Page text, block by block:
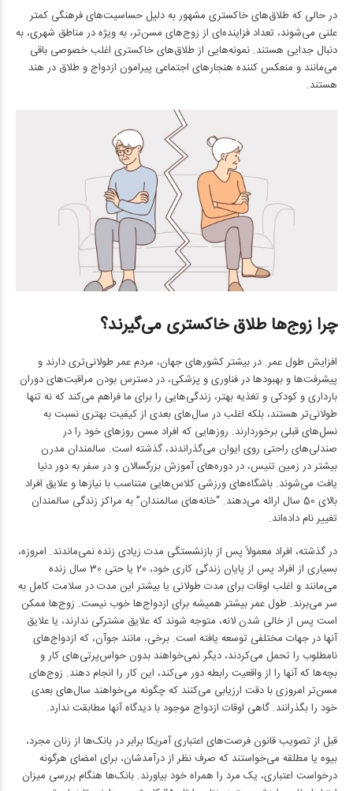
در حالی که طلاق‌های خاکستری مشهور به دلیل حساسیت‌های فرهنگی کمتر
علنی می‌شوند، تعداد فزاینده‌ای از زوج‌های مسن‌تر، به ویژه در مناطق شهری، به
دنبال جدایی هستند. نمونه‌هایی از طلاق‌های خاکستری اغلب خصوصی باقی
می‌مانند و منعکس کننده هنجارهای اجتماعی پیرامون ازدواج و طلاق در هند
هستند.
چرا زوج‌ها طلاق خاکستری می‌گیرند؟
افزایش طول عمر. در بیشتر کشورهای جهان، مردم عمر طولانی‌تری دارند و
پیشرفت‌ها و بهبودها در فناوری و پزشکی، در دسترس بودن مراقبت‌های دوران
بارداری و کودکی و تغذیه بهتر، زندگی‌هایی را برای ما فراهم می‌کند که نه تنها
طولانی‌تر هستند، بلکه اغلب در سال‌های بعدی از کیفیت بهتری نسبت به
نسل‌های قبلی برخوردارند. روزهایی که افراد مسن روزهای خود را در
صندلی‌های راحتی روی ایوان می‌گذراندند، گذشته است. سالمندان مدرن
بیشتر در زمین تنیس، در دوره‌های آموزش بزرگسالان و در سفر به دور دنیا
یافت می‌شوند. باشگاه‌های ورزشی کلاس‌هایی متناسب با نیازها و علایق افراد
بالای 50 سال ارائه می‌دهند. “خانه‌های سالمندان” به مراکز زندگی سالمندان
تغییر نام داده‌اند.
در گذشته، افراد معمولاً پس از بازنشستگی مدت زیادی زنده نمی‌ماندند. امروزه،
بسیاری از افراد پس از پایان زندگی کاری خود، 20 یا حتی 30 سال زنده
می‌مانند و اغلب اوقات برای مدت طولانی یا بیشتر این مدت در سلامت کامل به
سر می‌برند. طول عمر بیشتر همیشه برای ازدواج‌ها خوب نیست. زوج‌ها ممکن
است پس از خالی شدن لانه، متوجه شوند که علایق مشترکی ندارند، یا علایق
آنها در جهات مختلفی توسعه یافته است. برخی، مانند جوآن، که ازدواج‌های
نامطلوب را تحمل می‌کردند، دیگر نمی‌خواهند بدون حواس‌پرتی‌های کار و
بچه‌ها که آنها را از واقعیت رابطه دور می‌کند، این کار را انجام دهند. زوج‌های
مسن‌تر امروزی با دقت ارزیابی می‌کنند که چگونه می‌خواهند سال‌های بعدی
خود را بگذرانند. گاهی اوقات ازدواج موجود با دیدگاه آنها مطابقت ندارد.
قبل از تصویب قانون فرصت‌های اعتباری آمریکا برابر در بانک‌ها از زنان مجرد،
بیوه یا مطلقه می‌خواستند که صرف نظر از درآمدشان، برای امضای هرگونه
درخواست اعتباری، یک مرد را همراه خود بیاورند. بانک‌ها هنگام بررسی میزان